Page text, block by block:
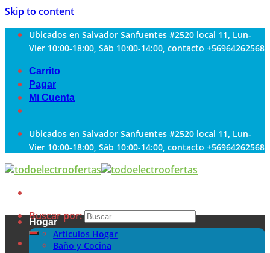
Skip to content
Ubicados en Salvador Sanfuentes #2520 local 11, Lun-
Vier 10:00-18:00, Sáb 10:00-14:00, contacto +56964262568
Carrito
Pagar
Mi Cuenta
Ubicados en Salvador Sanfuentes #2520 local 11, Lun-
Vier 10:00-18:00, Sáb 10:00-14:00, contacto +56964262568
Buscar por:
Hogar
Articulos Hogar
Baño y Cocina